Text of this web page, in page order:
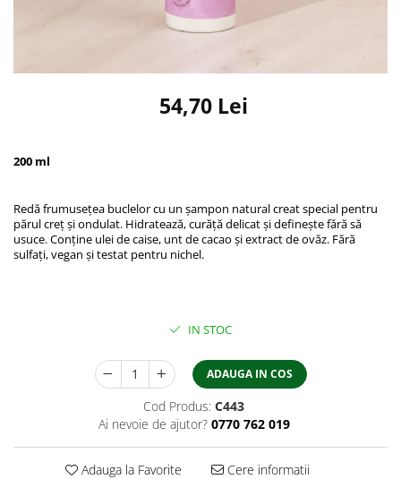
54,70 Lei
200 ml
Redă frumusețea buclelor cu un șampon natural creat special pentru
părul creț și ondulat. Hidratează, curăță delicat și definește fără să
usuce. Conține ulei de caise, unt de cacao și extract de ovăz. Fără
sulfați, vegan și testat pentru nichel.
IN STOC
ADAUGA IN COS
Cod Produs: C443
Ai nevoie de ajutor? 0770 762 019
Adauga la Favorite Cere informatii